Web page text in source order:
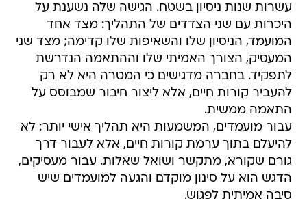
עשרות שנות ניסיון בשטח. הגישה שלה נשענת על
היכרות עם שני הצדדים של התהליך: מצד אחד
המועמד, הניסיון שלו והשאיפות שלו קדימה; מצד שני
המעסיק, הצורך האמיתי שלו וההתאמה הנדרשת
לתפקיד. בחברה מדגישים כי המטרה היא לא רק
להעביר קורות חיים, אלא ליצור חיבור שמבוסס על
התאמה ממשית.
עבור מועמדים, המשמעות היא תהליך אישי יותר: לא
להיעלם בתוך ערמת קורות חיים, אלא לעבור דרך
גורם שקורא, מתקשר ושואל שאלות. עבור מעסיקים,
הדגש הוא על סינון מוקדם והגעה למועמדים שיש
סיבה אמיתית לפגוש.